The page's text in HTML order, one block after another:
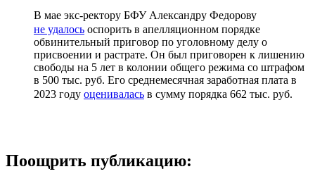
В мае экс-ректору БФУ Александру Федорову
не удалось оспорить в апелляционном порядке
обвинительный приговор по уголовному делу о
присвоении и растрате. Он был приговорен к лишению
свободы на 5 лет в колонии общего режима со штрафом
в 500 тыс. руб. Его среднемесячная заработная плата в
2023 году оценивалась в сумму порядка 662 тыс. руб.
Поощрить публикацию: